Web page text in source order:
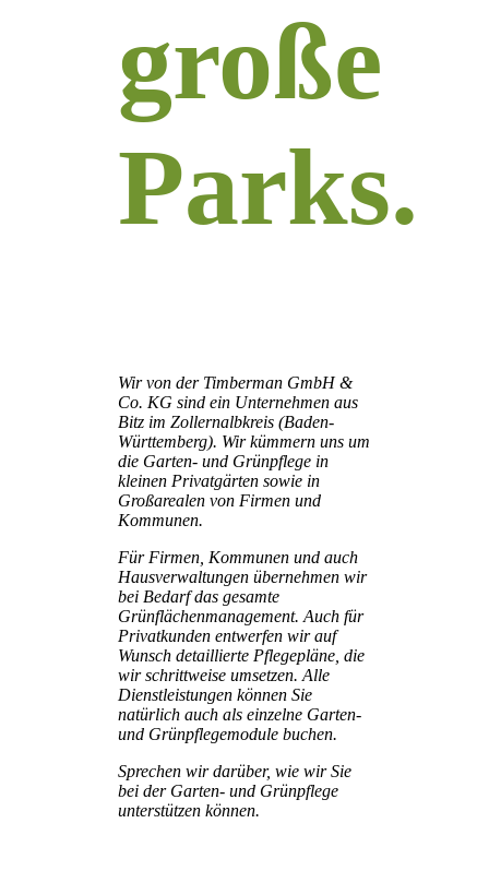
große
Parks.
Wir von der Timberman GmbH &
Co. KG sind ein Unternehmen aus
Bitz im Zollernalbkreis (Baden-
Württemberg). Wir kümmern uns um
die Garten- und Grünpflege in
kleinen Privatgärten sowie in
Großarealen von Firmen und
Kommunen.
Für Firmen, Kommunen und auch
Hausverwaltungen übernehmen wir
bei Bedarf das gesamte
Grünflächenmanagement. Auch für
Privatkunden entwerfen wir auf
Wunsch detaillierte Pflegepläne, die
wir schrittweise umsetzen. Alle
Dienstleistungen können Sie
natürlich auch als einzelne Garten-
und Grünpflegemodule buchen.
Sprechen wir darüber, wie wir Sie
bei der Garten- und Grünpflege
unterstützen können.